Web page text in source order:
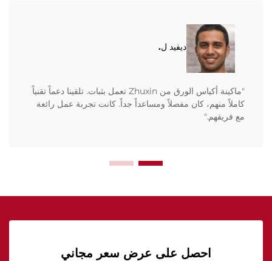
ديفيد ل.
"ماكينة أكياس الورق من Zhuxin تعمل بثبات. تلقينا دعماً تقنياً
كاملاً منهم، كان مفصلاً ومساعداً جداً. كانت تجربة عمل رائعة
مع فريقهم."
احصل على عرض سعر مجاني